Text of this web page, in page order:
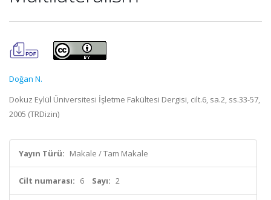
Doğan N.
Dokuz Eylül Üniversitesi İşletme Fakültesi Dergisi, cilt.6, sa.2, ss.33-57,
2005 (TRDizin)
Yayın Türü: Makale / Tam Makale
Cilt numarası: 6 Sayı: 2